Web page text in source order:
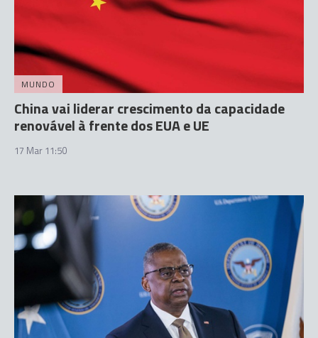
MUNDO
China vai liderar crescimento da capacidade
renovável à frente dos EUA e UE
17 Mar 11:50